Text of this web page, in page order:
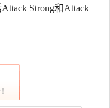
Strong和Attack